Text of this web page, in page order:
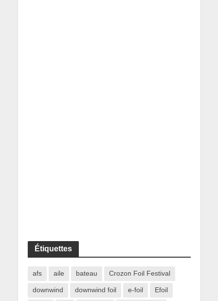
Étiquettes
afs aile bateau Crozon Foil Festival
downwind downwind foil e-foil Efoil